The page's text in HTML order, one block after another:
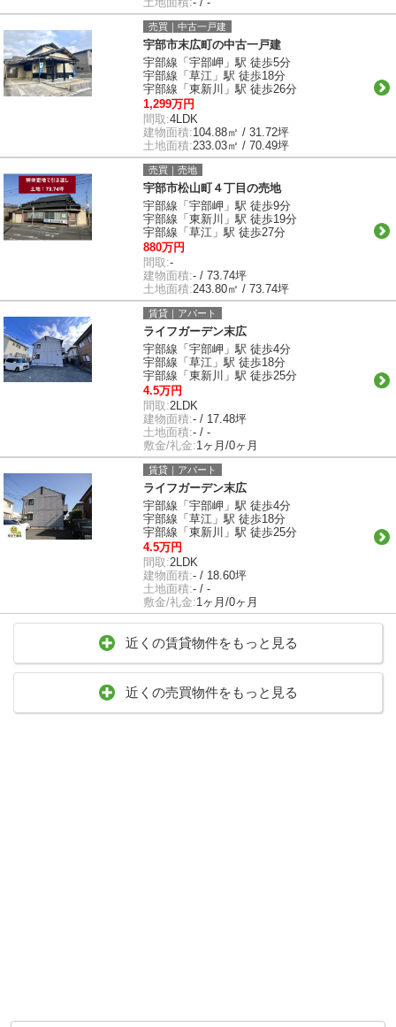
売買｜中古一戸建
宇部市末広町の中古一戸建
宇部線「宇部岬」駅 徒歩5分
宇部線「草江」駅 徒歩18分
宇部線「東新川」駅 徒歩26分
1,299万円
間取:4LDK
建物面積:104.88㎡ / 31.72坪
土地面積:233.03㎡ / 70.49坪
売買｜売地
宇部市松山町４丁目の売地
宇部線「宇部岬」駅 徒歩9分
宇部線「東新川」駅 徒歩19分
宇部線「草江」駅 徒歩27分
880万円
間取:-
建物面積:- / 73.74坪
土地面積:243.80㎡ / 73.74坪
賃貸｜アパート
ライフガーデン末広
宇部線「宇部岬」駅 徒歩4分
宇部線「草江」駅 徒歩18分
宇部線「東新川」駅 徒歩25分
4.5万円
間取:2LDK
建物面積:- / 17.48坪
土地面積:- / -
敷金/礼金:1ヶ月/0ヶ月
賃貸｜アパート
ライフガーデン末広
宇部線「宇部岬」駅 徒歩4分
宇部線「草江」駅 徒歩18分
宇部線「東新川」駅 徒歩25分
4.5万円
間取:2LDK
建物面積:- / 18.60坪
土地面積:- / -
敷金/礼金:1ヶ月/0ヶ月
近くの賃貸物件をもっと見る
近くの売買物件をもっと見る